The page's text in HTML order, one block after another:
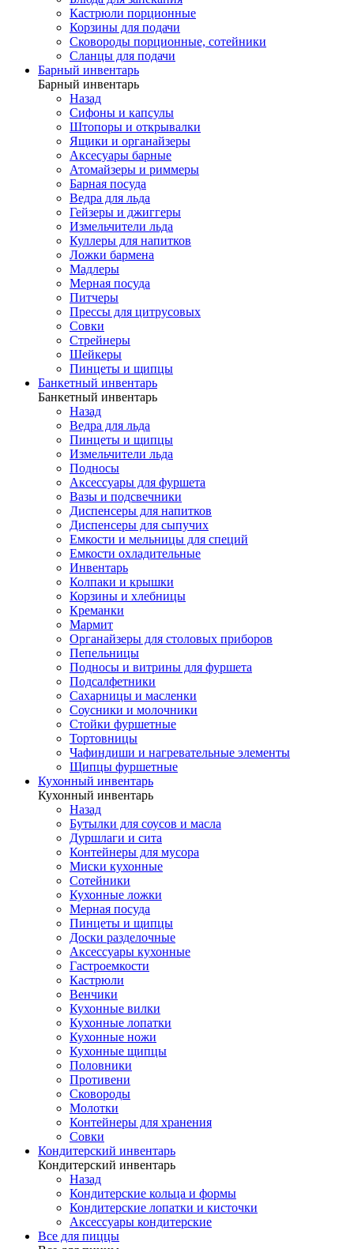
Кастрюли порционные
Корзины для подачи
Сковороды порционные, сотейники
Сланцы для подачи
Барный инвентарь
Барный инвентарь
Назад
Сифоны и капсулы
Штопоры и открывалки
Ящики и органайзеры
Аксесуары барные
Атомайзеры и риммеры
Барная посуда
Ведра для льда
Гейзеры и джиггеры
Измельчители льда
Куллеры для напитков
Ложки бармена
Мадлеры
Мерная посуда
Питчеры
Прессы для цитрусовых
Совки
Стрейнеры
Шейкеры
Пинцеты и щипцы
Банкетный инвентарь
Банкетный инвентарь
Назад
Ведра для льда
Пинцеты и щипцы
Измельчители льда
Подносы
Аксессуары для фуршета
Вазы и подсвечники
Диспенсеры для напитков
Диспенсеры для сыпучих
Емкости и мельницы для специй
Емкости охладительные
Инвентарь
Колпаки и крышки
Корзины и хлебницы
Креманки
Мармит
Органайзеры для столовых приборов
Пепельницы
Подносы и витрины для фуршета
Подсалфетники
Сахарницы и масленки
Соусники и молочники
Стойки фуршетные
Тортовницы
Чафиндиши и нагревательные элементы
Щипцы фуршетные
Кухонный инвентарь
Кухонный инвентарь
Назад
Бутылки для соусов и масла
Дуршлаги и сита
Контейнеры для мусора
Миски кухонные
Сотейники
Кухонные ложки
Мерная посуда
Пинцеты и щипцы
Доски разделочные
Аксессуары кухонные
Гастроемкости
Кастрюли
Венчики
Кухонные вилки
Кухонные лопатки
Кухонные ножи
Кухонные щипцы
Половники
Противени
Сковороды
Молотки
Контейнеры для хранения
Совки
Кондитерский инвентарь
Кондитерский инвентарь
Назад
Кондитерские кольца и формы
Кондитерские лопатки и кисточки
Аксессуары кондитерские
Все для пиццы